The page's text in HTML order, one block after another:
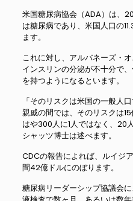
米国糖尿病協会（ADA）は、
は糖尿病であり、米国人口の
ます。
これに対し、アルバネーズ・
インスリンの分泌が不十分で
を持つようになるといます。
「そのリスクは米国の一般人
親戚の間では、そのリスクは
はや300人に1人ではなく、20
シャッツ博士は述べます。
CDCの報告によれば、ルイジ
間42億ドルにのぼります。
糖尿病リーダーシップ協議会